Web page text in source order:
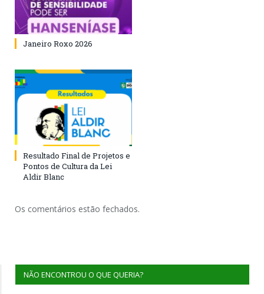
Janeiro Roxo 2026
Resultado Final de Projetos e
Pontos de Cultura da Lei
Aldir Blanc
Os comentários estão fechados.
NÃO ENCONTROU O QUE QUERIA?